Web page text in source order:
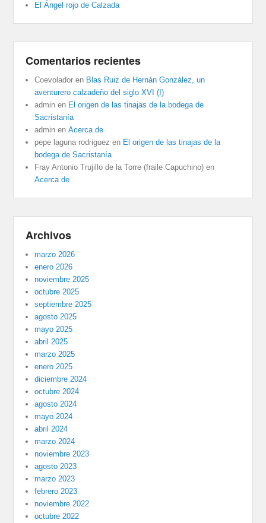
El Ángel rojo de Calzada
Comentarios recientes
Coevolador en Blas Ruiz de Hernán González, un
aventurero calzadeño del siglo XVI (I)
admin en El origen de las tinajas de la bodega de
Sacristanía
admin enAcerca de
pepe laguna rodriguez en El origen de las tinajas de la
bodega de Sacristanía
Fray Antonio Trujillo de la Torre (fraile Capuchino) en
Acerca de
Archivos
marzo 2026
enero 2026
noviembre 2025
octubre 2025
septiembre 2025
agosto 2025
mayo 2025
abril 2025
marzo 2025
enero 2025
diciembre 2024
octubre 2024
agosto 2024
mayo 2024
abril 2024
marzo 2024
noviembre 2023
agosto 2023
marzo 2023
febrero 2023
noviembre 2022
octubre 2022